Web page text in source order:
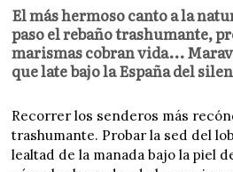
El más hermoso canto a la
paso el rebaño trashumante,
marismas cobran vida...
que late bajo la España del
Recorrer los senderos más
trashumante. Probar la sed del
lealtad de la manada bajo la piel